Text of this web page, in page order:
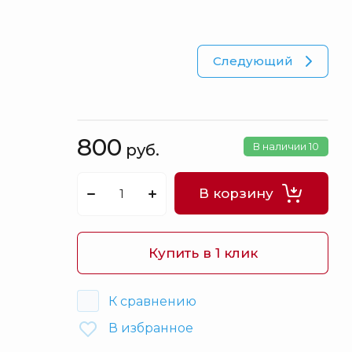
Футляры под бутылки / Штофы
Шкатулки для украшений
Распродажа
Следующий
В наличии 10
800 руб.
В корзину
Купить в 1 клик
К сравнению
В избранное